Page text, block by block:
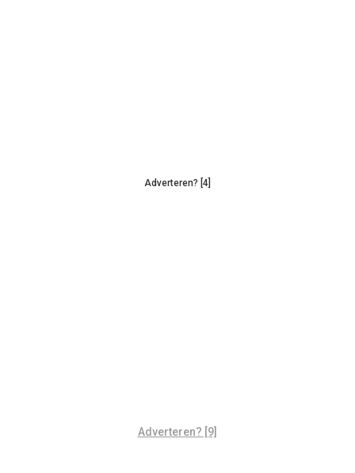
Adverteren? [4]
Adverteren? [9]